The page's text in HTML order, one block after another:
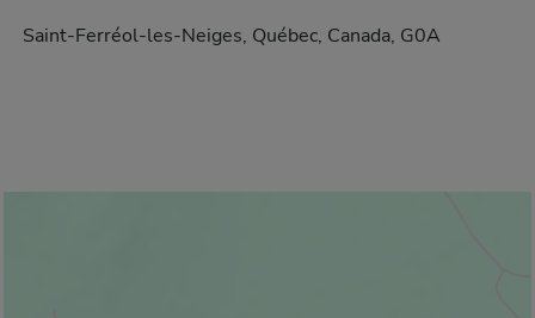
Saint-Ferréol-les-Neiges, Québec, Canada, G0A